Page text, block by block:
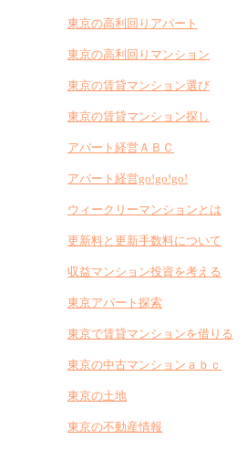
東京の高利回りアパート
東京の高利回りマンション
東京の賃貸マンション選び
東京の賃貸マンション探し
アパート経営ＡＢＣ
アパート経営go!go!go!
ウィークリーマンションとは
更新料と更新手数料について
収益マンション投資を考える
東京アパート探索
東京で賃貸マンションを借りる
東京の中古マンションａｂｃ
東京の土地
東京の不動産情報